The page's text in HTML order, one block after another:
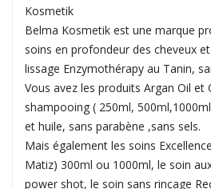
Kosmetik
Belma Kosmetik est une marque
soins en profondeur des cheveux
lissage Enzymothérapy au Tanin,
Vous avez les produits Argan Oil et
shampooing ( 250ml,
et huile, sans parabène ,sans sels.
Mais également les soins
Matiz) 300ml ou 1000ml, le soin
power shot, le soin sans rinçage